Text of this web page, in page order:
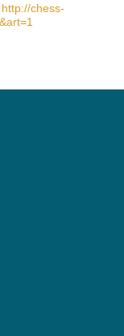
http://chess-